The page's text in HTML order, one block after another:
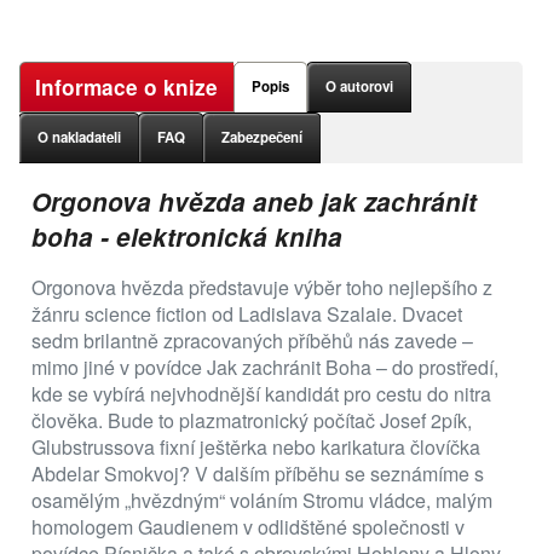
Informace o knize Popis O autorovi
O nakladateli FAQ Zabezpečení
Orgonova hvězda aneb jak zachránit
boha - elektronická kniha
Orgonova hvězda představuje výběr toho nejlepšího z
žánru science fiction od Ladislava Szalaie. Dvacet
sedm brilantně zpracovaných příběhů nás zavede –
mimo jiné v povídce Jak zachránit Boha – do prostředí,
kde se vybírá nejvhodnější kandidát pro cestu do nitra
člověka. Bude to plazmatronický počítač Josef 2pík,
Glubstrussova fixní ještěrka nebo karikatura človíčka
Abdelar Smokvoj? V dalším příběhu se seznámíme s
osamělým „hvězdným“ voláním Stromu vládce, malým
homologem Gaudienem v odlidštěné společnosti v